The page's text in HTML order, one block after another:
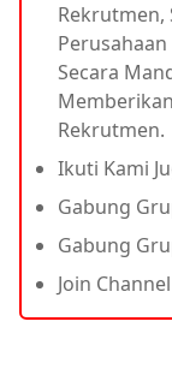
Rekrutmen,
Secara
Rekrutmen.
Ikuti Kami
Gabung
Gabung
Join